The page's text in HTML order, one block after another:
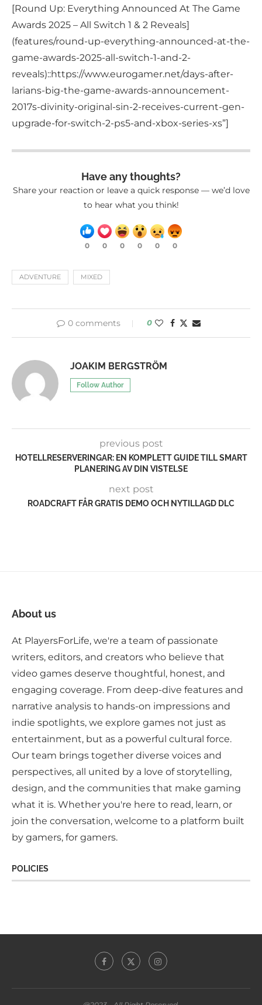
[Round Up: Everything Announced At The Game
Awards 2025 – All Switch 1 & 2 Reveals]
(features/round-up-everything-announced-at-the-
game-awards-2025-all-switch-1-and-2-
reveals)::https://www.eurogamer.net/days-after-
larians-big-the-game-awards-announcement-
2017s-divinity-original-sin-2-receives-current-gen-
upgrade-for-switch-2-ps5-and-xbox-series-xs”]
Have any thoughts?
Share your reaction or leave a quick response — we’d love
to hear what you think!
0 0 0 0 0 0
ADVENTURE MIXED
0 comments 0
JOAKIM BERGSTRÖM
Follow Author
previous post
HOTELLRESERVERINGAR: EN KOMPLETT GUIDE TILL SMART
PLANERING AV DIN VISTELSE
next post
ROADCRAFT FÅR GRATIS DEMO OCH NYTILLAGD DLC
About us
At PlayersForLife, we're a team of passionate
writers, editors, and creators who believe that
video games deserve thoughtful, honest, and
engaging coverage. From deep-dive features and
narrative analysis to hands-on impressions and
indie spotlights, we explore games not just as
entertainment, but as a powerful cultural force.
Our team brings together diverse voices and
perspectives, all united by a love of storytelling,
design, and the communities that make gaming
what it is. Whether you're here to read, learn, or
join the conversation, welcome to a platform built
by gamers, for gamers.
POLICIES